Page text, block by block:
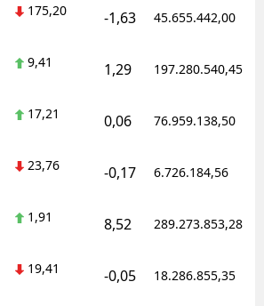
175,20 -1,63 45.655.442,00
9,41 1,29 197.280.540,45
17,21 0,06 76.959.138,50
23,76 -0,17 6.726.184,56
1,91 8,52 289.273.853,28
19,41 -0,05 18.286.855,35